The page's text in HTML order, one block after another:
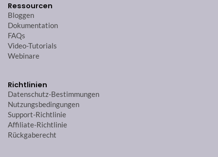
Ressourcen
Bloggen
Dokumentation
FAQs
Video-Tutorials
Webinare
Richtlinien
Datenschutz-Bestimmungen
Nutzungsbedingungen
Support-Richtlinie
Affiliate-Richtlinie
Rückgaberecht